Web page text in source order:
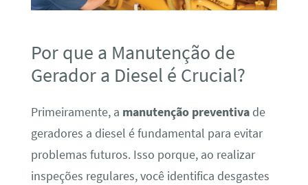
Por que a Manutenção de
Gerador a Diesel é Crucial?
Primeiramente, a manutenção preventivade
geradores a diesel é fundamental para evitar
problemas futuros. Isso porque, ao realizar
inspeções regulares, você identifica desgastes